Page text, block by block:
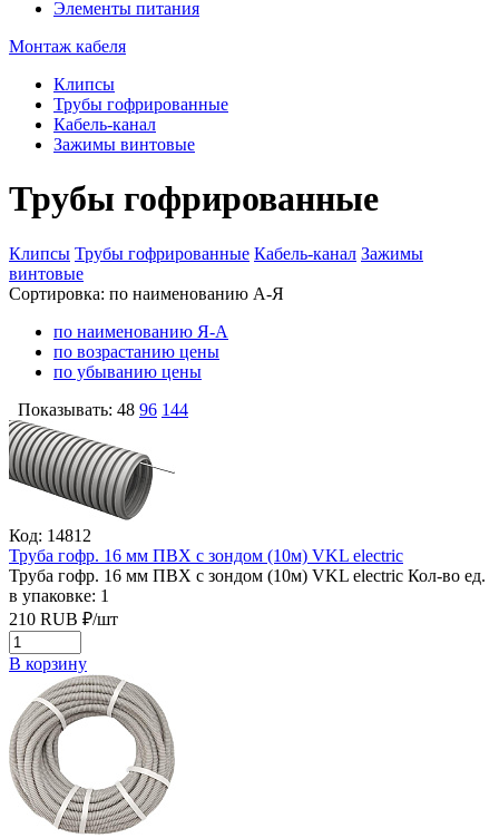
Элементы питания
Монтаж кабеля
Клипсы
Трубы гофрированные
Кабель-канал
Зажимы винтовые
Трубы гофрированные
Клипсы Трубы гофрированные Кабель-канал Зажимы
винтовые
Сортировка: по наименованию А-Я
по наименованию Я-А
по возрастанию цены
по убыванию цены
Показывать: 48 96 144
Код: 14812
Труба гофр. 16 мм ПВХ с зондом (10м) VKL electric
Труба гофр. 16 мм ПВХ с зондом (10м) VKL electric Кол-во ед.
в упаковке: 1
210 RUB ₽/шт
В корзину